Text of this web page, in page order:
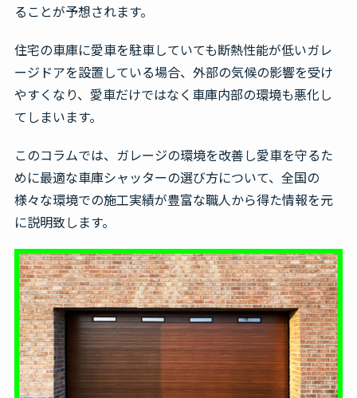
ることが予想されます。
住宅の車庫に愛車を駐車していても断熱性能が低いガレ
ージドアを設置している場合、外部の気候の影響を受け
やすくなり、愛車だけではなく車庫内部の環境も悪化し
てしまいます。
このコラムでは、ガレージの環境を改善し愛車を守るた
めに最適な車庫シャッターの選び方について、全国の
様々な環境での施工実績が豊富な職人から得た情報を元
に説明致します。